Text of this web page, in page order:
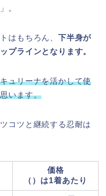
。
はもちろん、 下半身が
プラインとなります。
ュリーナを活かして使
います。
コツと継続する忍耐は
価格
（）は1着あたり